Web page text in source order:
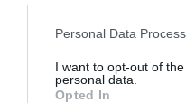
Personal Data
I want to opt-out of
personal data.
Opted In
Isabel
con
euros...
Eulogio